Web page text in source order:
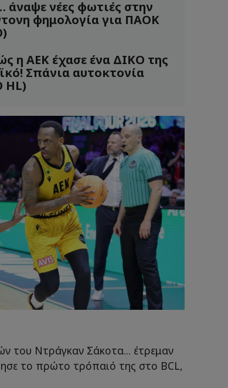
άναψε νέες φωτιές στην
φημολογία για ΠΑΟΚ
η ΑΕΚ έχασε ένα ΔΙΚΟ της
Σπάνια αυτοκτονία
HL)
του Ντράγκαν Σάκοτα... έτρεμαν
το πρώτο τρόπαιό της στο BCL,